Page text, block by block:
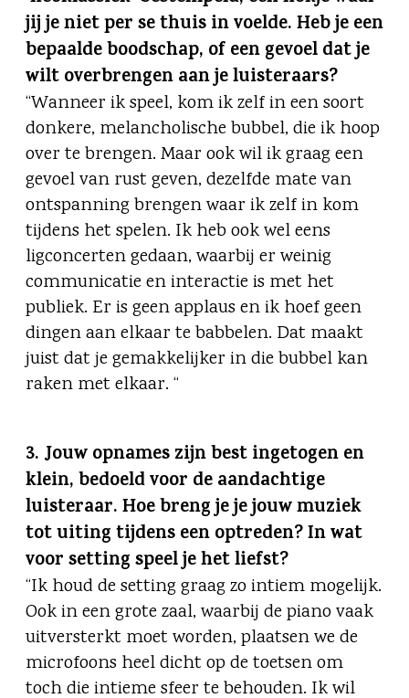
jij je niet per se thuis in voelde. Heb je een
bepaalde boodschap, of een gevoel dat je
wilt overbrengen aan je luisteraars?
“Wanneer ik speel, kom ik zelf in een soort
donkere, melancholische bubbel, die ik hoop
over te brengen. Maar ook wil ik graag een
gevoel van rust geven, dezelfde mate van
ontspanning brengen waar ik zelf in kom
tijdens het spelen. Ik heb ook wel eens
ligconcerten gedaan, waarbij er weinig
communicatie en interactie is met het
publiek. Er is geen applaus en ik hoef geen
dingen aan elkaar te babbelen. Dat maakt
juist dat je gemakkelijker in die bubbel kan
raken met elkaar. “
3. Jouw opnames zijn best ingetogen en
klein, bedoeld voor de aandachtige
luisteraar. Hoe breng je je jouw muziek
tot uiting tijdens een optreden? In wat
voor setting speel je het liefst?
“Ik houd de setting graag zo intiem mogelijk.
Ook in een grote zaal, waarbij de piano vaak
uitversterkt moet worden, plaatsen we de
microfoons heel dicht op de toetsen om
toch die intieme sfeer te behouden. Ik wil